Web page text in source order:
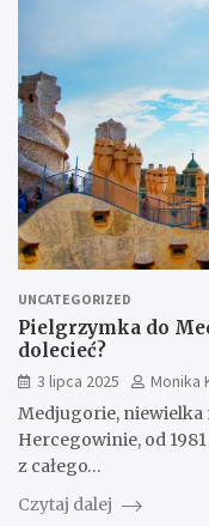
UNCATEGORIZED
Pielgrzymka do
dolecieć?
3 lipca 2025
Monika
Medjugorie, niewielka
Hercegowinie, od
z całego…
Czytaj dalej